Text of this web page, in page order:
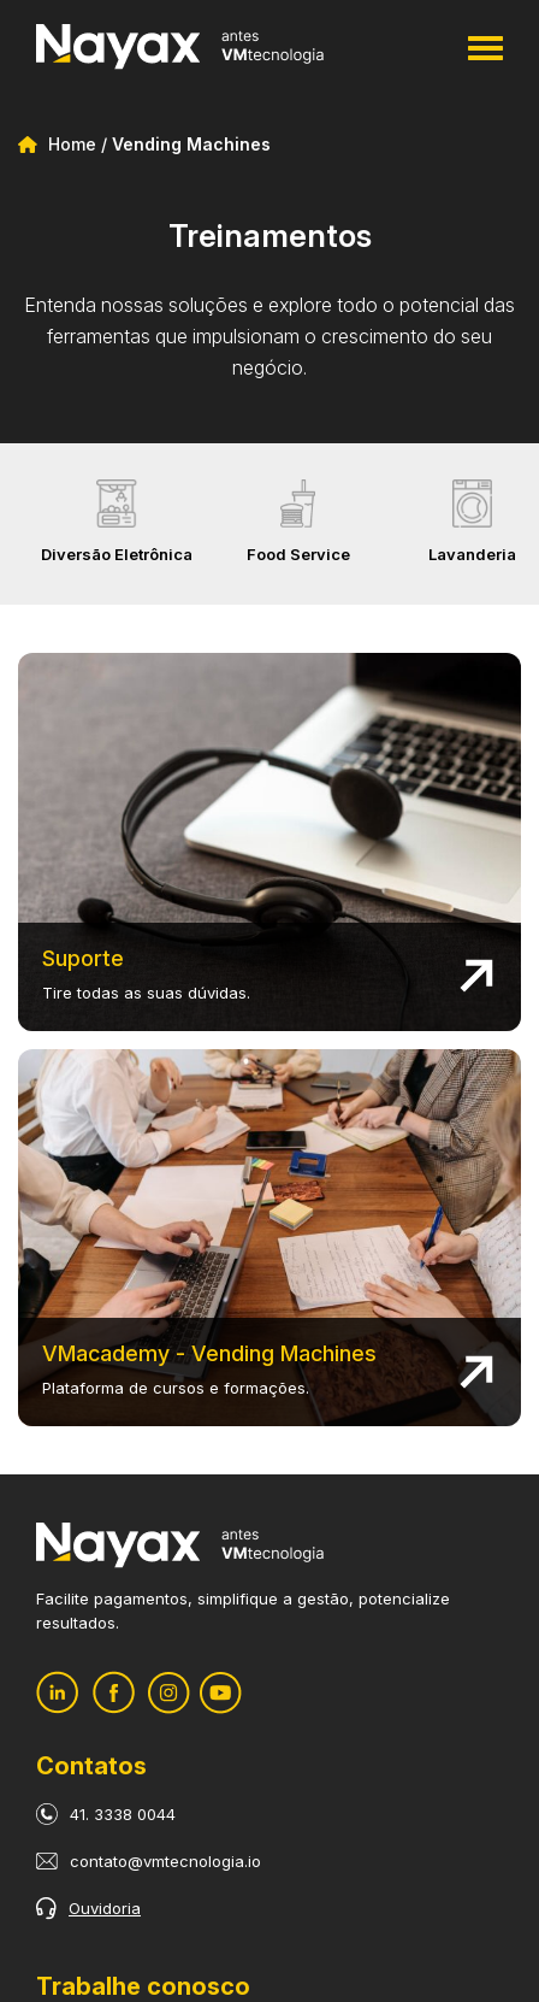
Home / Vending Machines
Treinamentos
Entenda nossas soluções e explore todo o potencial das
ferramentas que impulsionam o crescimento do seu
negócio.
Diversão Eletrônica Food Service Lavanderia
Suporte
Tire todas as suas dúvidas.
VMacademy - Vending Machines
Plataforma de cursos e formações.
Facilite pagamentos, simplifique a gestão, potencialize
resultados.
Contatos
41. 3338 0044
contato@vmtecnologia.io
Ouvidoria
Trabalhe conosco